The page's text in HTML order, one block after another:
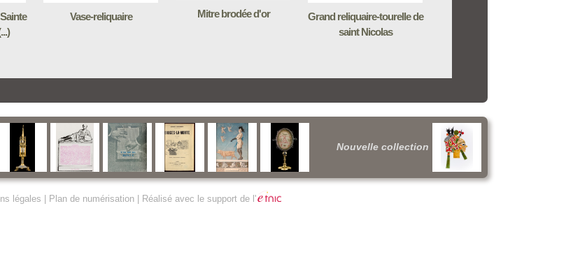
Vase-reliquaire Mitre brodée d'or
Grand reliquaire-tourelle de
saint Nicolas
Nouvelle collection
légales Plan de numérisation| Réalisé avec le support de l'